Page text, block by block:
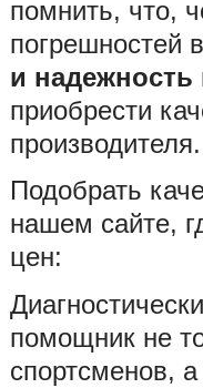
помнить, что,
погрешностей
и надежность
приобрести
производителя.
Подобрать
нашем сайте,
цен:
помощник не
спортсменов,